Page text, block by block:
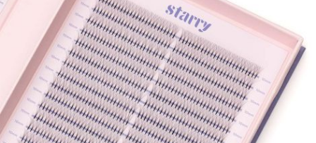
d’images